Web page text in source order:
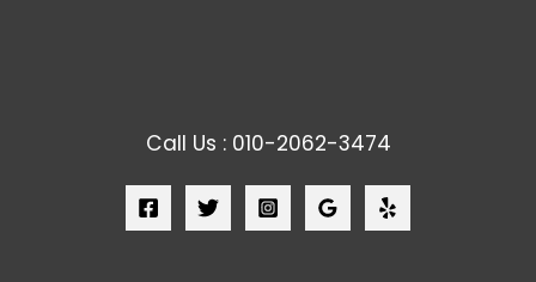
Call Us : 010-2062-3474